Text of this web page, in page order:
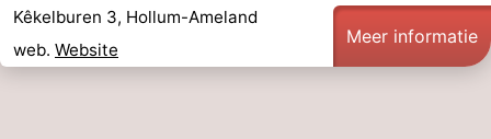
Kêkelburen 3, Hollum-Ameland
web. Website
Meer informatie